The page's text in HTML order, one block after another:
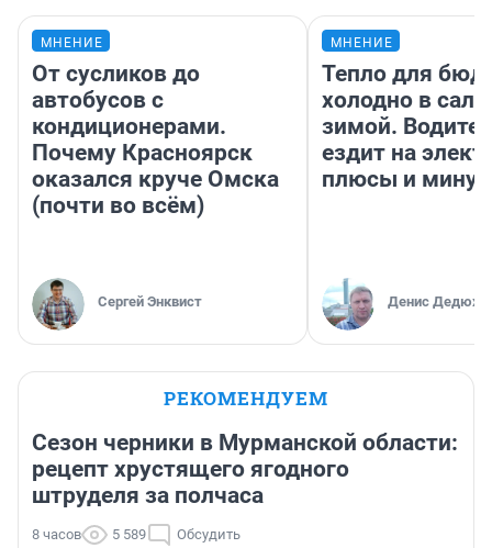
МНЕНИЕ
От сусликов до
автобусов с
кондиционерами.
Почему Красноярск
оказался круче Омска
(почти во всём)
Сергей Энквист
МНЕНИЕ
Тепло для
холодно в
зимой.
ездит на
плюсы и
Денис
РЕКОМЕНДУЕМ
Сезон черники в Мурманской области:
рецепт хрустящего ягодного
штруделя за полчаса
8 часов 5 589 Обсудить